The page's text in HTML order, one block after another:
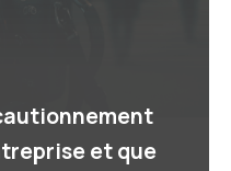
et que